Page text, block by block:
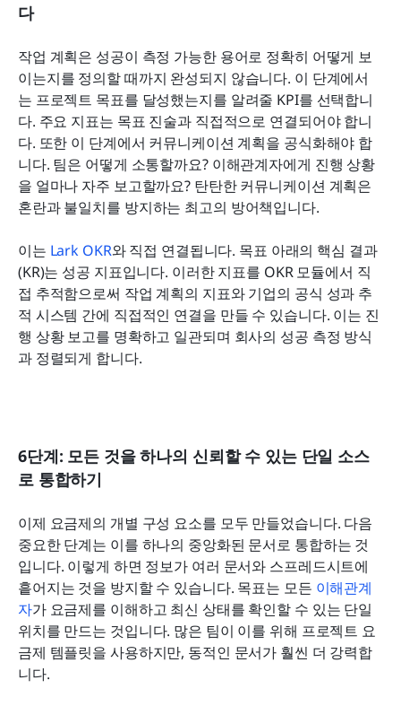
다
작업 계획은 성공이 측정 가능한 용어로 정확히 어떻게 보
이는지를 정의할 때까지 완성되지 않습니다. 이 단계에서
는 프로젝트 목표를 달성했는지를 알려줄 KPI를 선택합니
다. 주요 지표는 목표 진술과 직접적으로 연결되어야 합니
다. 또한 이 단계에서 커뮤니케이션 계획을 공식화해야 합
니다. 팀은 어떻게 소통할까요? 이해관계자에게 진행 상황
을 얼마나 자주 보고할까요? 탄탄한 커뮤니케이션 계획은
혼란과 불일치를 방지하는 최고의 방어책입니다.
이는 Lark OKR와 직접 연결됩니다. 목표 아래의 핵심 결과
(KR)는 성공 지표입니다. 이러한 지표를 OKR 모듈에서 직
접 추적함으로써 작업 계획의 지표와 기업의 공식 성과 추
적 시스템 간에 직접적인 연결을 만들 수 있습니다. 이는 진
행 상황 보고를 명확하고 일관되며 회사의 성공 측정 방식
과 정렬되게 합니다.
6단계: 모든 것을 하나의 신뢰할 수 있는 단일 소스
로 통합하기
이제 요금제의 개별 구성 요소를 모두 만들었습니다. 다음
중요한 단계는 이를 하나의 중앙화된 문서로 통합하는 것
입니다. 이렇게 하면 정보가 여러 문서와 스프레드시트에
흩어지는 것을 방지할 수 있습니다. 목표는 모든 이해관계
자가 요금제를 이해하고 최신 상태를 확인할 수 있는 단일
위치를 만드는 것입니다. 많은 팀이 이를 위해 프로젝트 요
금제 템플릿을 사용하지만, 동적인 문서가 훨씬 더 강력합
니다.